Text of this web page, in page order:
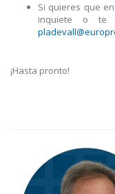
Si quieres que
inquiete o te
¡Hasta pronto!